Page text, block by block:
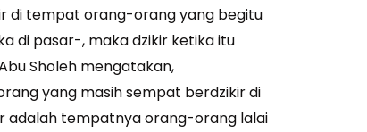
di tempat orang-orang yang begitu
di pasar-, maka dzikir ketika itu
Sholeh mengatakan,
yang masih sempat berdzikir di
adalah tempatnya orang-orang lalai